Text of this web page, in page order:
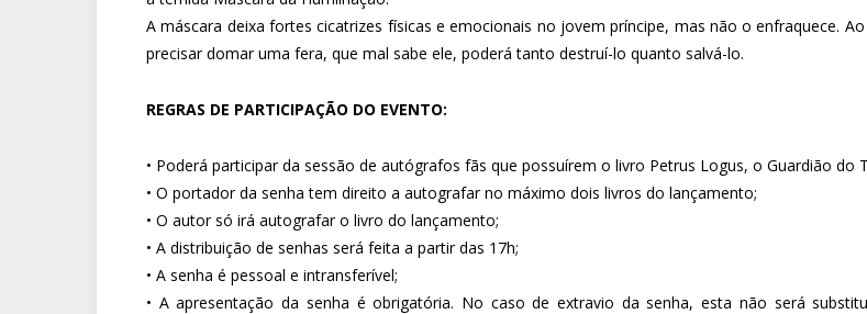
A máscara deixa fortes cicatrizes físicas e emocionais no jovem príncipe, mas não o enfraquece.
precisar domar uma fera, que mal sabe ele, poderá tanto destruí-lo quanto salvá-lo.
REGRAS DE PARTICIPAÇÃO DO EVENTO:
• Poderá participar da sessão de autógrafos fãs que possuírem o livro Petrus
• O portador da senha tem direito a autografar no máximo dois livros do lançamento;
• O autor só irá autografar o livro do lançamento;
• A distribuição de senhas será feita a partir das 17h;
• A senha é pessoal e intransferível;
• A apresentação da senha é obrigatória. No caso de extravio da senha, esta não será